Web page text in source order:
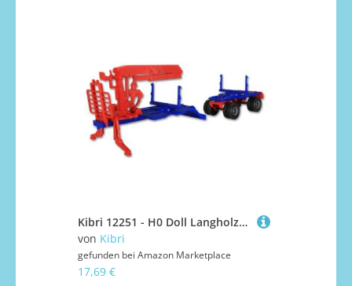
Kibri 12251 - H0 Doll Langholzaufbau mit Nachläufer
von Kibri
gefunden bei Amazon Marketplace
17,69 €